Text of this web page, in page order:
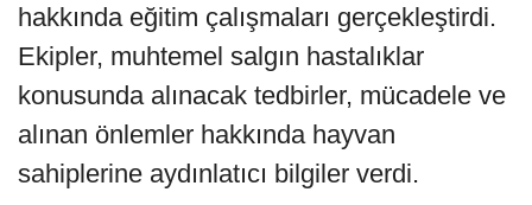
hakkında eğitim çalışmaları gerçekleştirdi.
Ekipler, muhtemel salgın hastalıklar
konusunda alınacak tedbirler, mücadele ve
alınan önlemler hakkında hayvan
sahiplerine aydınlatıcı bilgiler verdi.